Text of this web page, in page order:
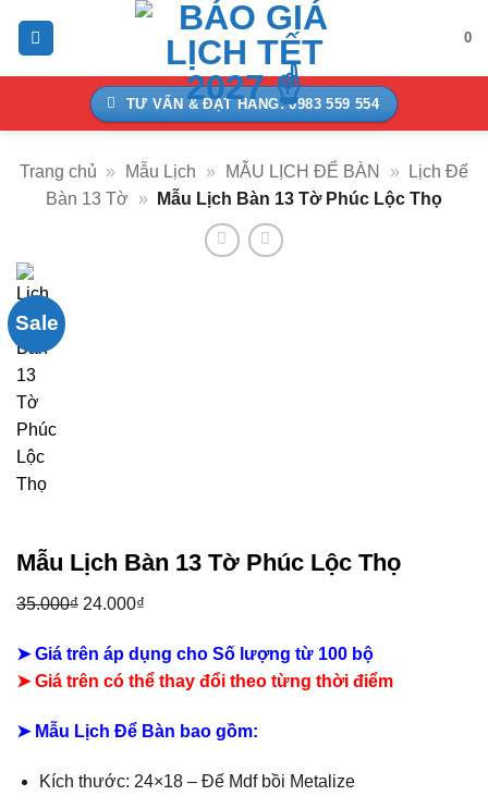
0
TƯ VẤN & ĐẶT HÀNG: 0983 559 554
Trang chủ » Mẫu Lịch » MẪU LỊCH ĐỂ BÀN »
Lịch Để
Bàn 13 Tờ
» Mẫu Lịch Bàn 13 Tờ Phúc Lộc Thọ
Sale
Mẫu Lịch Bàn 13 Tờ Phúc Lộc Thọ
35.000₫ Giá
là:
35.000₫.
24.000₫
tại
là:
➤ Giá trên áp dụng cho Số lượng từ 100 bộ
➤Giá trên có thể thay đổi theo từng thời điểm
➤ Mẫu Lịch Để Bàn bao gồm:
Kích thước: 24×18 – Đế Mdf bồi Metalize